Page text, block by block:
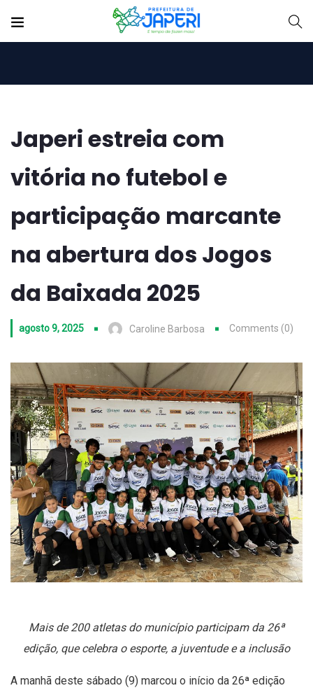
Japeri estreia com
vitória no futebol e
participação marcante
na abertura dos Jogos
da Baixada 2025
agosto 9, 2025 Caroline Barbosa Comments (0)
Mais de 200 atletas do município participam da 26ª
edição, que celebra o esporte, a juventude e a inclusão
A manhã deste sábado (9) marcou o início da 26ª edição